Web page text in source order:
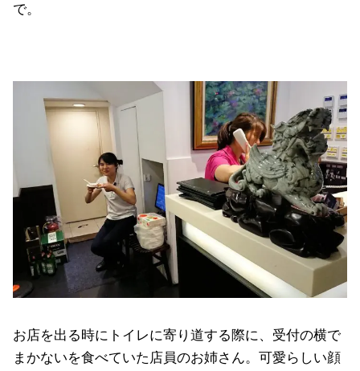
で。
お店を出る時にトイレに寄り道する際に、受付の横で
まかないを食べていた店員のお姉さん。可愛らしい顔